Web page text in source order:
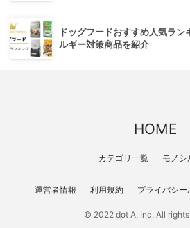
ドッグフードおすすめ人気ラ
ルギー対策商品を紹介
HOME
カテゴリ一覧 モノシ
運営者情報 利用規約 プライバシー
© 2022 dot A, Inc. All